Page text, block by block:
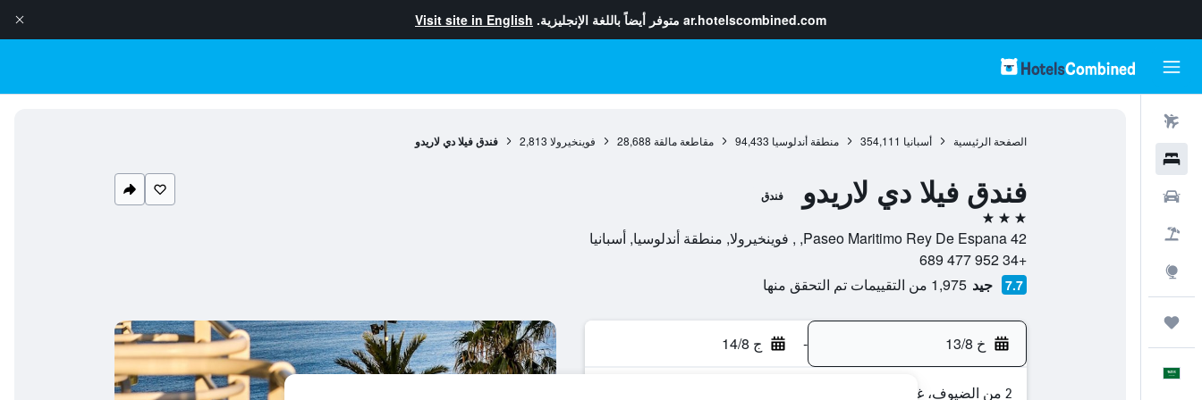
ar.hotelscombined.com متوفر أيضاً باللغة الإنجليزية. Visit site in English
الصفحة الرئيسية أسبانيا 354,111 منطقة أندلوسيا 94,433 مقاطعة مالقة 28,688 فوينخيرولا 2,813 فندق فيلا دي لاريدو
فندق فيلا دي لاريدو فندق
3 نجوم
Paseo Maritimo Rey De Espana 42, , فوينخيرولا, منطقة أندلوسيا, أسبانيا
+34 952 477 689
7.7 جيد 1,975 من التقييمات تم التحقق منها
خ 13/8 - ج 14/8
2 من الضيوف، غرفة واحدة